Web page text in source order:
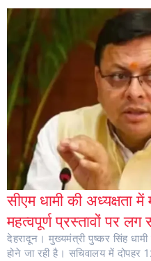
सीएम धामी की
महत्वपूर्ण प्रस्तावों पर
देहरादून। मुख्यमंत्री पुष्कर सिंह
होने जा रही है। सचिवालय में